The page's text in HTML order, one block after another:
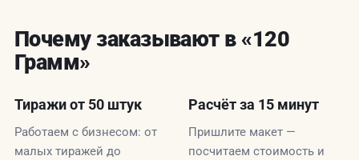
Почему заказывают в «120
Грамм»
Тиражи от 50 штук
Работаем с бизнесом: от
малых тиражей до
Расчёт за 15 минут
Пришлите макет —
посчитаем стоимость и